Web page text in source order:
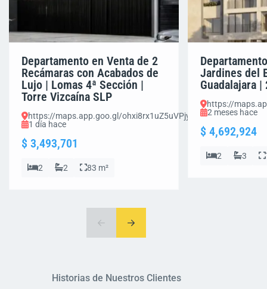
Departamento en Venta de 2
Recámaras con Acabados de
Lujo | Lomas 4ª Sección |
Torre Vizcaína SLP
https://maps.app.goo.gl/ohxi8rx1uZ5uVPjy8
1 día hace
$ 3,493,701
2 2 83 m²
Jardines del
Guadalajara |
https://
2 meses hace
$ 4,692,924
2 3
Historias de Nuestros Clientes